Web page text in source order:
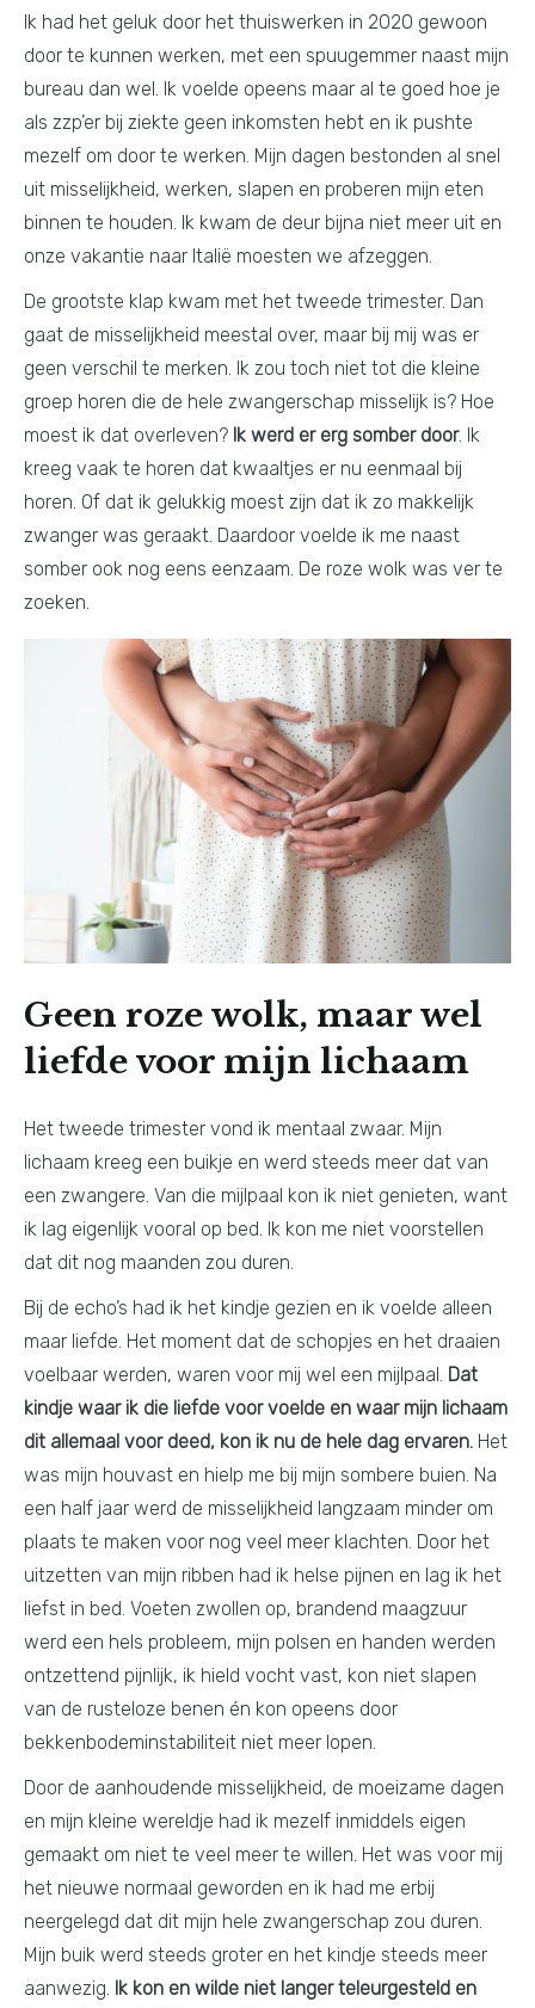
Ik had het geluk door het thuiswerken in 2020 gewoon
door te kunnen werken, met een spuugemmer naast mijn
bureau dan wel. Ik voelde opeens maar al te goed hoe je
als zzp’er bij ziekte geen inkomsten hebt en ik pushte
mezelf om door te werken. Mijn dagen bestonden al snel
uit misselijkheid, werken, slapen en proberen mijn eten
binnen te houden. Ik kwam de deur bijna niet meer uit en
onze vakantie naar Italië moesten we afzeggen.
De grootste klap kwam met het tweede trimester. Dan
gaat de misselijkheid meestal over, maar bij mij was er
geen verschil te merken. Ik zou toch niet tot die kleine
groep horen die de hele zwangerschap misselijk is? Hoe
moest ik dat overleven? Ik werd er erg somber door. Ik
kreeg vaak te horen dat kwaaltjes er nu eenmaal bij
horen. Of dat ik gelukkig moest zijn dat ik zo makkelijk
zwanger was geraakt. Daardoor voelde ik me naast
somber ook nog eens eenzaam. De roze wolk was ver te
zoeken.
Geen roze wolk, maar wel
liefde voor mijn lichaam
Het tweede trimester vond ik mentaal zwaar. Mijn
lichaam kreeg een buikje en werd steeds meer dat van
een zwangere. Van die mijlpaal kon ik niet genieten, want
ik lag eigenlijk vooral op bed. Ik kon me niet voorstellen
dat dit nog maanden zou duren.
Bij de echo’s had ik het kindje gezien en ik voelde alleen
maar liefde. Het moment dat de schopjes en het draaien
voelbaar werden, waren voor mij wel een mijlpaal. Dat
kindje waar ik die liefde voor voelde en waar mijn lichaam
dit allemaal voor deed, kon ik nu de hele dag ervaren. Het
was mijn houvast en hielp me bij mijn sombere buien. Na
een half jaar werd de misselijkheid langzaam minder om
plaats te maken voor nog veel meer klachten. Door het
uitzetten van mijn ribben had ik helse pijnen en lag ik het
liefst in bed. Voeten zwollen op, brandend maagzuur
werd een hels probleem, mijn polsen en handen werden
ontzettend pijnlijk, ik hield vocht vast, kon niet slapen
van de rusteloze benen én kon opeens door
bekkenbodeminstabiliteit niet meer lopen.
Door de aanhoudende misselijkheid, de moeizame dagen
en mijn kleine wereldje had ik mezelf inmiddels eigen
gemaakt om niet te veel meer te willen. Het was voor mij
het nieuwe normaal geworden en ik had me erbij
neergelegd dat dit mijn hele zwangerschap zou duren.
Mijn buik werd steeds groter en het kindje steeds meer
aanwezig. Ik kon en wilde niet langer teleurgesteld en